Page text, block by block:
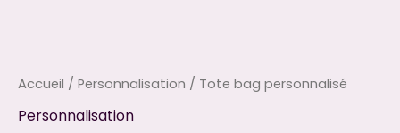
Accueil / Personnalisation / Tote bag personnalisé
Personnalisation